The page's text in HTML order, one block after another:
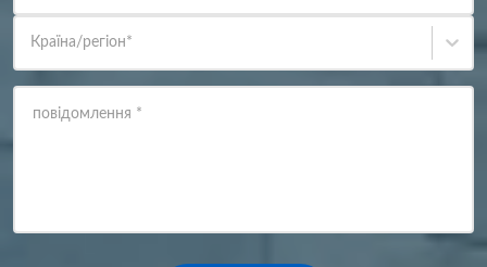
Країна/регіон*
повідомлення *